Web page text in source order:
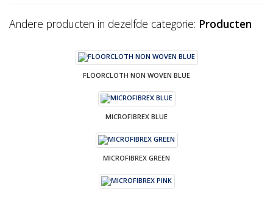
Andere producten in dezelfde categorie: Producten
FLOORCLOTH NON WOVEN BLUE
MICROFIBREX BLUE
MICROFIBREX GREEN